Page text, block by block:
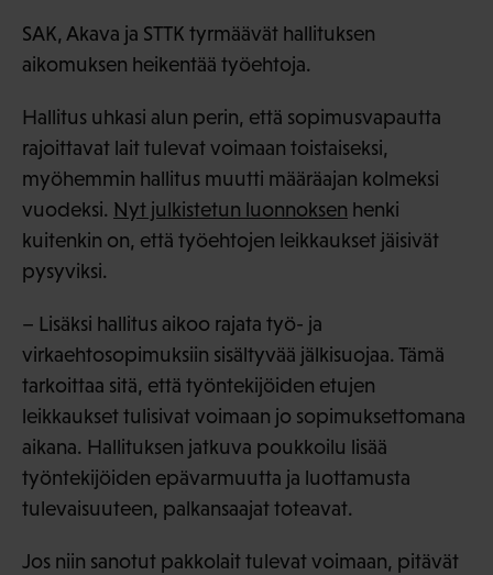
SAK, Akava ja STTK tyrmäävät hallituksen
aikomuksen heikentää työehtoja.
Hallitus uhkasi alun perin, että sopimusvapautta
rajoittavat lait tulevat voimaan toistaiseksi,
myöhemmin hallitus muutti määräajan kolmeksi
vuodeksi. Nyt julkistetun luonnoksen henki
kuitenkin on, että työehtojen leikkaukset jäisivät
pysyviksi.
– Lisäksi hallitus aikoo rajata työ- ja
virkaehtosopimuksiin sisältyvää jälkisuojaa. Tämä
tarkoittaa sitä, että työntekijöiden etujen
leikkaukset tulisivat voimaan jo sopimuksettomana
aikana. Hallituksen jatkuva poukkoilu lisää
työntekijöiden epävarmuutta ja luottamusta
tulevaisuuteen, palkansaajat toteavat.
Jos niin sanotut pakkolait tulevat voimaan, pitävät